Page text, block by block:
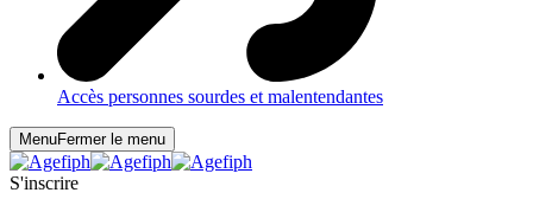
Accès personnes sourdes et malentendantes
MenuFermer le menu
S'inscrire